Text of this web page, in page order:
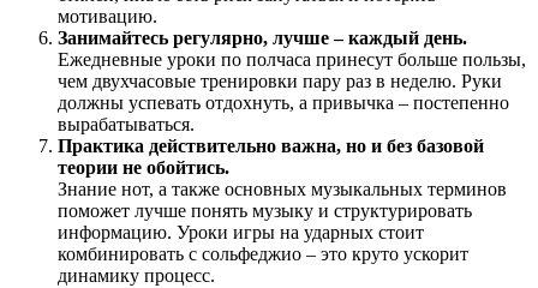
мотивацию.
Занимайтесь регулярно, лучше – каждый день.
Ежедневные уроки по полчаса принесут больше пользы,
чем двухчасовые тренировки пару раз в неделю. Руки
должны успевать отдохнуть, а привычка – постепенно
вырабатываться.
Практика действительно важна, но и без базовой
теории не обойтись.
Знание нот, а также основных музыкальных терминов
поможет лучше понять музыку и структурировать
информацию. Уроки игры на ударных стоит
комбинировать с сольфеджио – это круто ускорит
динамику процесс.